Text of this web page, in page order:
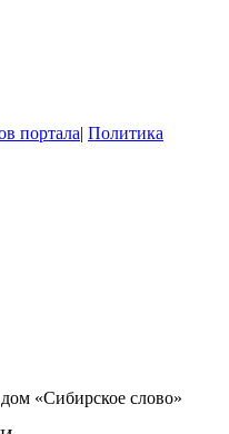
портала| Политика
«Сибирское слово»